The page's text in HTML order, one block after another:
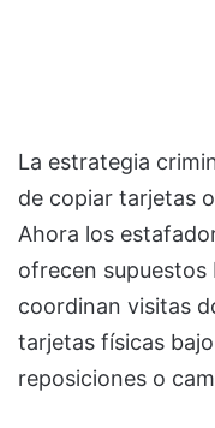
La estrategia
de copiar tarjetas
Ahora los
ofrecen
coordinan visitas
tarjetas físicas
reposiciones o